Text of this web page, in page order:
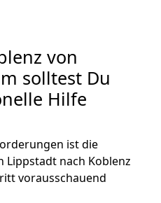
von
solltest Du
Hilfe
ist die
Lippstadt nach Koblenz
vorausschauend